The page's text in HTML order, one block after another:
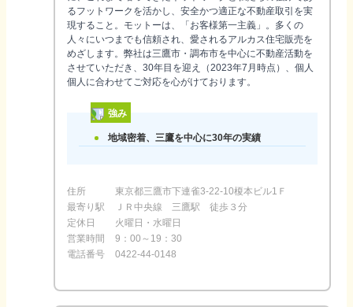
るフットワークを活かし、安全かつ適正な不動産取引を実
現すること。モットーは、「お客様第一主義」。多くの
人々にいつまでも信頼され、愛されるアルカス住宅販売を
めざします。弊社は三鷹市・調布市を中心に不動産活動を
させていただき、30年目を迎え（2023年7月時点）、個人
個人に合わせてご対応を心がけております。
強み
地域密着、三鷹を中心に30年の実績
住所
東京都三鷹市下連雀3-22-10榎本ビル1Ｆ
最寄り駅
ＪＲ中央線 三鷹駅 徒歩３分
定休日
火曜日・水曜日
営業時間
9：00～19：30
電話番号
0422-44-0148